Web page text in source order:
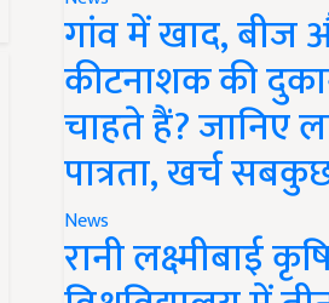
गांव में खाद, बीज
कीटनाशक की
चाहते हैं? जानिए
पात्रता, खर्च
News
रानी लक्ष्मीबाई